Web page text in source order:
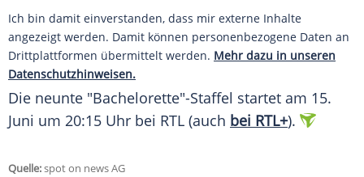
Ich bin damit einverstanden, dass mir externe Inhalte
angezeigt werden. Damit können personenbezogene Daten an
Drittplattformen übermittelt werden. Mehr dazu in unseren
Datenschutzhinweisen.
Die neunte "Bachelorette"-Staffel startet am 15.
Juni um 20:15 Uhr bei RTL (auch bei RTL+).
Quelle:spot on news AG